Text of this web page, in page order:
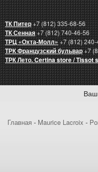
ТК Питер+7 (812) 335-68-56
ТК Сенная+7 (812) 740-46-56
ТРЦ «Охта-Молл»+7 (812) 240-
ТРК Французский бульвар+7
ТРК Лето. Certina store / Tissot
Ваш
Главная - Maurice Lacroix -